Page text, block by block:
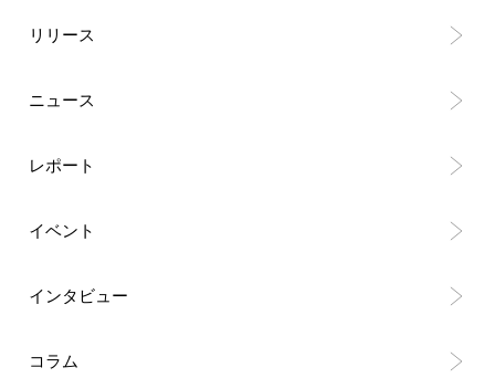
リリース
ニュース
レポート
イベント
インタビュー
コラム